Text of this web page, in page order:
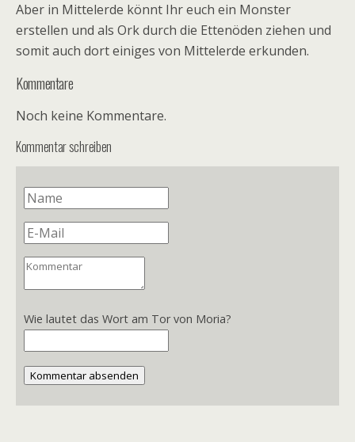
Aber in Mittelerde könnt Ihr euch ein Monster
erstellen und als Ork durch die Ettenöden ziehen und
somit auch dort einiges von Mittelerde erkunden.
Kommentare
Noch keine Kommentare.
Kommentar schreiben
Wie lautet das Wort am Tor von Moria?
Kommentar absenden